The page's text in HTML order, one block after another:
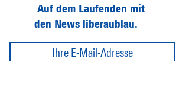
Auf dem Laufenden mit
den News liberaublau.